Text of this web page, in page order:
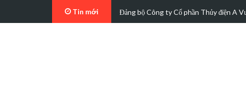
Tin mới Các trường hợp điện mặt trời mái nhà